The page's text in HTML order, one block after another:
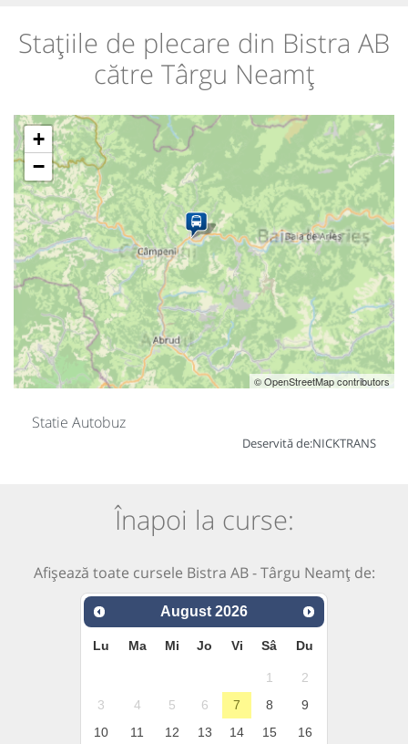
Stațiile de plecare din Bistra AB
către Târgu Neamț
+
−
© OpenStreetMap contributors
Statie Autobuz
Deservită de:NICKTRANS
Înapoi la curse:
Afișează toate cursele Bistra AB - Târgu Neamț de:
August 2026
Lu Ma Mi Jo Vi Sâ Du
1
2
3
4 5 6 7 8
9
10
11 12 13 14 15
16